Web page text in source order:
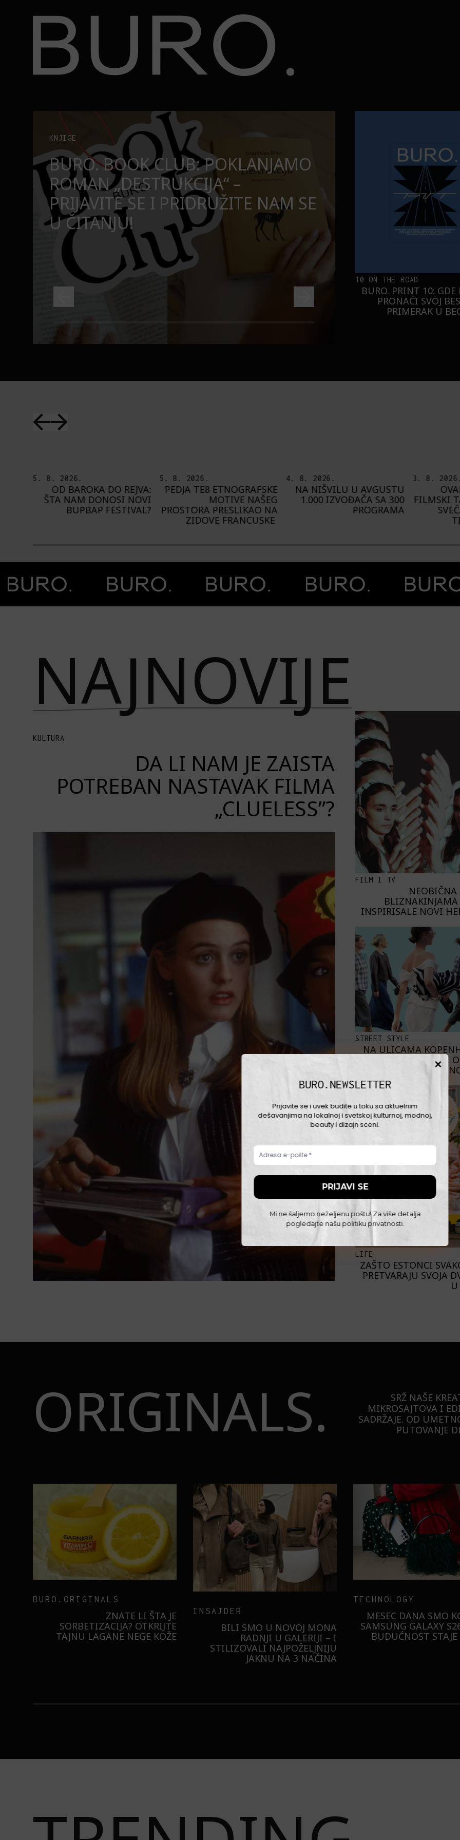
BURO.
POZORIŠTE
BEOGRAD, BAJAGA I OSAMDESETE:
MJUZIKL KOJI NE PROPUŠTAMO
Beograd, Bajaga i osamdesete: Mjuzikl koji ne propuštamo
ONAJ JEDAN
STALNO
TORBE
10 ON THE ROAD
BURO. PRINT 10: GDE
PRONAĆI SVOJ
PRIMERAK U
5. 8. 2026.
PEDJA TE8 ETNOGRAFSKE
MOTIVE NAŠEG
PROSTORA PRESLIKAO NA
4. 8. 2026.
NA NIŠVILU U AVGUSTU
1.000 IZVOĐAČA SA 300
PROGRAMA
3. 8. 2026.
OVAKO JE IZGLEDAO
FILMSKI TALAS NA MORU:
SVEČANO ZATVOREN
6. 8. 2026.
NAJNOVIJE
KULTURA
DA LI NAM JE ZAISTA
POTREBAN NASTAVAK FILMA
„CLUELESS”?
FILM I TV
NEOBIČNA
BLIZNAKINJAMA
INSPIRISALE NOVI
STREET STYLE
NA ULICAMA
NAJBOLJE
SKANDINAVKE
LIFE
ZAŠTO ESTONCI
PRETVARAJU SVOJA
U
ORIGINALS.
SRŽ NAŠE
MIKROSAJTOVA I
SADRŽAJE. OD
PUTOVANJE
BURO.ORIGINALS
ZNATE LI ŠTA JE
SORBETIZACIJA? OTKRIJTE
TAJNU LAGANE NEGE KOŽE
INSAJDER
BILI SMO U NOVOJ MONA
RADNJI U GALERIJI – I
STILIZOVALI NAJPOŽELJNIJU
JAKNU NA 3 NAČINA
TECHNOLOGY
MESEC DANA SMO
SAMSUNG GALAXY
BUDUĆNOST
BURO.NEWSLETTER
Prijavite se i uvek budite u toku sa aktuelnim
dešavanjima na lokalnoj i svetskoj kulturnoj, modnoj,
beauty i dizajn sceni.
Mi ne šaljemo neželjenu poštu! Za više detalja
pogledajte našu politiku privatnosti.